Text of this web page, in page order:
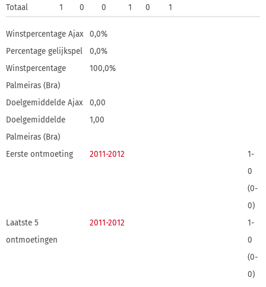
Totaal
1 0 0 1 0 1
Winstpercentage Ajax 0,0%
Percentage gelijkspel
0,0%
Winstpercentage
Palmeiras (Bra)
100,0%
Doelgemiddelde Ajax
0,00
Doelgemiddelde
Palmeiras (Bra)
1,00
Eerste ontmoeting 2011-2012
1-
0
(0-
0)
Laatste 5
ontmoetingen
2011-2012
1-
0
(0-
0)